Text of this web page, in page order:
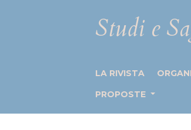
Studi e
LA RIVISTA
PROPOSTE